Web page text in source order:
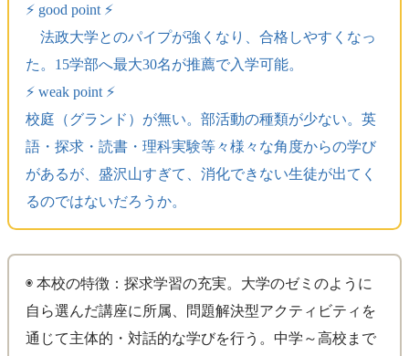
⚡️ good point ⚡️
法政大学とのパイプが強くなり、合格しやすくなっ
た。15学部へ最大30名が推薦で入学可能。
⚡️ weak point ⚡️
校庭（グランド）が無い。部活動の種類が少ない。英
語・探求・読書・理科実験等々様々な角度からの学び
があるが、盛沢山すぎて、消化できない生徒が出てく
るのではないだろうか。
◉ 本校の特徴：探求学習の充実。大学のゼミのように
自ら選んだ講座に所属、問題解決型アクティビティを
通じて主体的・対話的な学びを行う。中学～高校まで